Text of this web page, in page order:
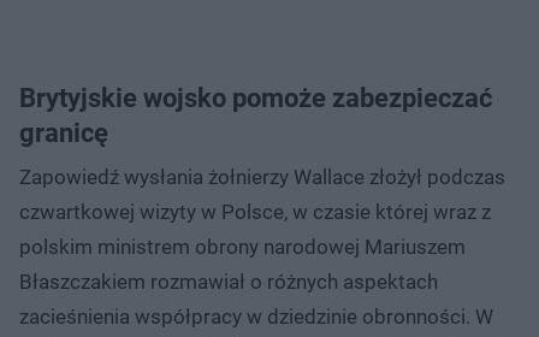
Brytyjskie wojsko pomoże zabezpieczać
granicę
Zapowiedź wysłania żołnierzy Wallace złożył podczas
czwartkowej wizyty w Polsce, w czasie której wraz z
polskim ministrem obrony narodowej Mariuszem
Błaszczakiem rozmawiał o różnych aspektach
zacieśnienia współpracy w dziedzinie obronności. W